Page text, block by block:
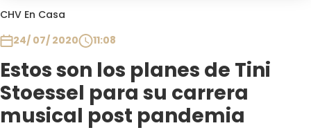
CHV En Casa
24/ 07/ 2020
11:08
Estos son los planes de Tini
Stoessel para su carrera
musical post pandemia
Club De La Comedia
Contigo en Directo
Plan Perfecto
El Tiempo
Sabingo
Todos Los Programas